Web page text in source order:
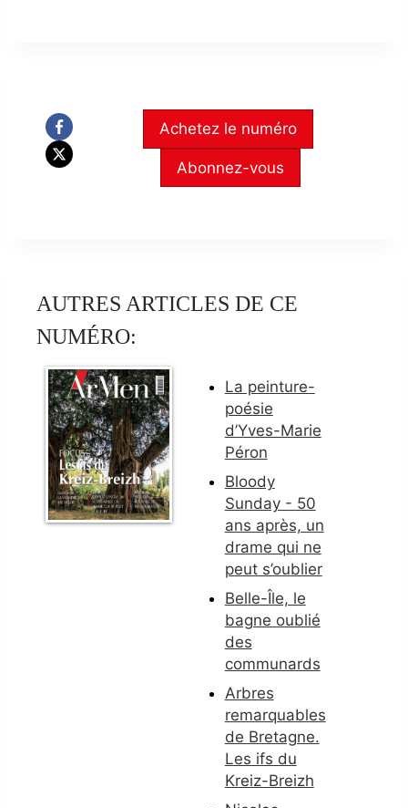
Achetez le numéro
Abonnez-vous
AUTRES ARTICLES DE CE
NUMÉRO:
La peinture-
poésie
d’Yves-Marie
Péron
Bloody
Sunday - 50
ans après, un
drame qui ne
peut s’oublier
Belle-Île, le
bagne oublié
des
communards
Arbres
remarquables
de Bretagne.
Les ifs du
Kreiz-Breizh